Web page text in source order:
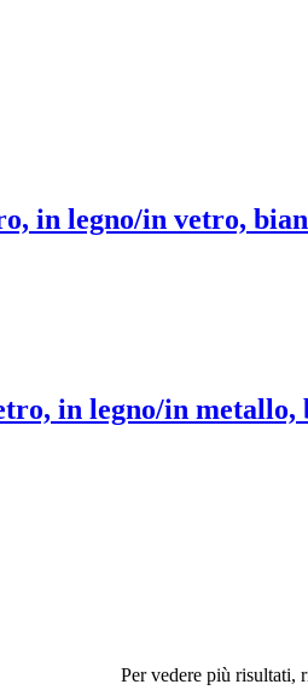
in legno/in vetro,
in legno/in metallo,
Per vedere più